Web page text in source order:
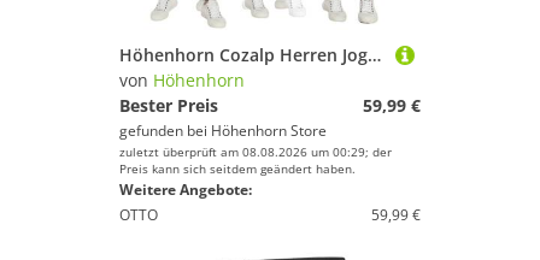
Höhenhorn Cozalp Herren Jogging Anzug Trainingsanzug Hausanzug L Dunkelgrau
von Höhenhorn
Bester Preis
59,99 €
gefunden bei Höhenhorn Store
zuletzt überprüft am 08.08.2026 um 00:29; der
Preis kann sich seitdem geändert haben.
Weitere Angebote:
OTTO
59,99 €